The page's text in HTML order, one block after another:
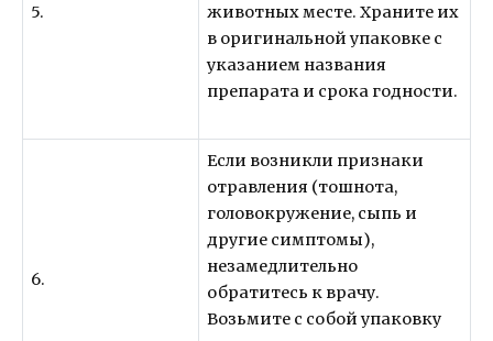
5.
животных месте. Храните их
в оригинальной упаковке с
указанием названия
препарата и срока годности.
6.
Если возникли признаки
отравления (тошнота,
головокружение, сыпь и
другие симптомы),
незамедлительно
обратитесь к врачу.
Возьмите с собой упаковку